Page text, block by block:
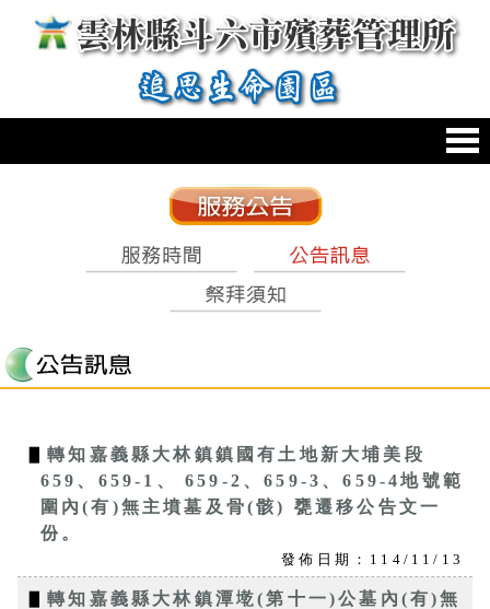
跳到主要內容區塊
▋轉知嘉義縣大林鎮鎮國有土地新大埔美段
659、659-1、 659-2、659-3、659-4地號範
圍內(有)無主墳墓及骨(骸) 甕遷移公告文一
份。
發佈日期：114/11/13
▋轉知嘉義縣大林鎮潭墘(第十一)公墓內(有)無